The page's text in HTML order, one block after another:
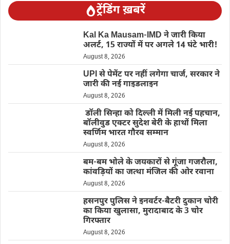
ट्रेंडिंग ख़बरें
Kal Ka Mausam-IMD ने जारी किया
अलर्ट, 15 राज्यों में पर अगले 14 घंटे भारी!
August 8, 2026
UPI से पेमेंट पर नहीं लगेगा चार्ज, सरकार ने
जारी की नई गाइडलाइन
August 8, 2026
डॉली सिन्हा को दिल्ली में मिली नई पहचान,
बॉलीवुड एक्टर सुदेश बेरी के हाथों मिला
स्वर्णिम भारत गौरव सम्मान
August 8, 2026
बम-बम भोले के जयकारों से गूंजा गजरौला,
कांवड़ियों का जत्था मंजिल की ओर रवाना
August 8, 2026
हसनपुर पुलिस ने इनवर्टर-बैटरी दुकान चोरी
का किया खुलासा, मुरादाबाद के 3 चोर
गिरफ्तार
August 8, 2026